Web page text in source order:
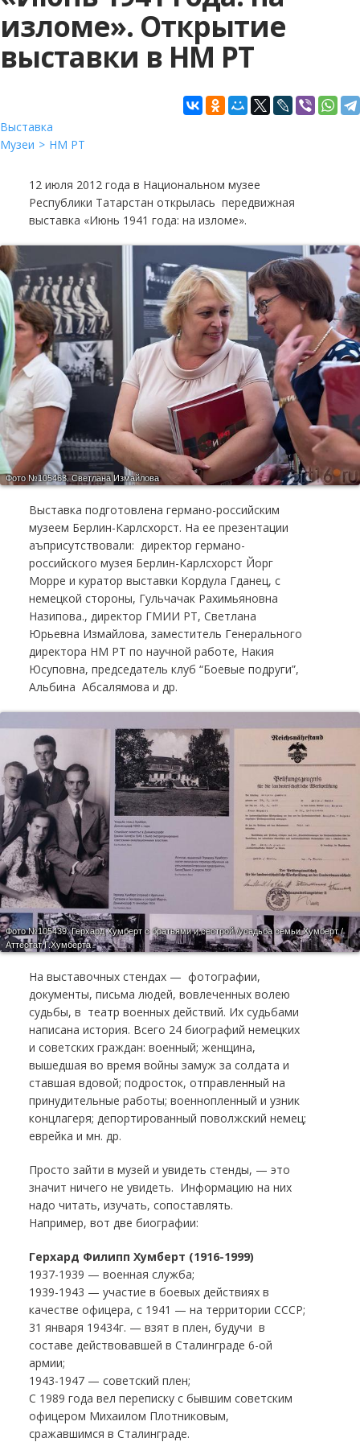
изломе». Открытие
выставки в НМ РТ
Выставка
Музеи
НМ РТ
12 июля 2012 года в Национальном музее
Республики Татарстан открылась передвижная
выставка «Июнь 1941 года: на изломе».
Фото №105463.Светлана Измайлова
Выставка подготовлена германо-российским
музеем Берлин-Карлсхорст. На ее презентации
аъприсутствовали: директор германо-
российского музея Берлин-Карлсхорст Йорг
Морре и куратор выставки Кордула Гданец, с
немецкой стороны, Гульчачак Рахимьяновна
Назипова., директор ГМИИ РТ, Светлана
Юрьевна Измайлова, заместитель Генерального
директора НМ РТ по научной работе, Накия
Юсуповна, председатель клуб “Боевые подруги”,
Альбина Абсалямова и др.
Фото №105439.Герхард Хумберт с братьями и сестрой /усадьба семьи Хумберт /
Аттестат Г.Хумберта
На выставочных стендах — фотографии,
документы, письма людей, вовлеченных волею
судьбы, в театр военных действий. Их судьбами
написана история. Всего 24 биографий немецких
и советских граждан: военный; женщина,
вышедшая во время войны замуж за солдата и
ставшая вдовой; подросток, отправленный на
принудительные работы; военнопленный и узник
концлагеря; депортированный поволжский немец;
еврейка и мн. др.
Просто зайти в музей и увидеть стенды, — это
значит ничего не увидеть. Информацию на них
надо читать, изучать, сопоставлять.
Например, вот две биографии:
Герхард Филипп Хумберт (1916-1999)
1937-1939 — военная служба;
1939-1943 — участие в боевых действиях в
качестве офицера, с 1941 — на территории СССР;
31 января 19434г. — взят в плен, будучи в
составе действовавшей в Сталинграде 6-ой
армии;
1943-1947 — советский плен;
С 1989 года вел переписку с бывшим советским
офицером Михаилом Плотниковым,
сражавшимся в Сталинграде.